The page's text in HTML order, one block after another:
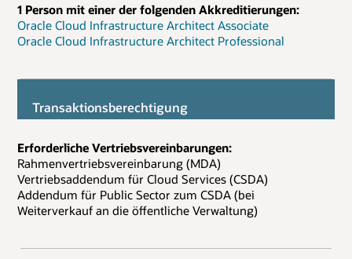
1 Person mit einer der folgenden Akkreditierungen:
Oracle Cloud Infrastructure Architect Associate
Oracle Cloud Infrastructure Architect Professional
Transaktionsberechtigung
Erforderliche Vertriebsvereinbarungen:
Rahmenvertriebsvereinbarung (MDA)
Vertriebsaddendum für Cloud Services (CSDA)
Addendum für Public Sector zum CSDA (bei
Weiterverkauf an die öffentliche Verwaltung)